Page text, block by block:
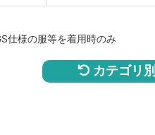
仕様の服等を着用時のみ
カテゴリ